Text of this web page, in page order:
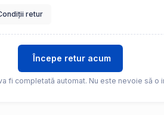
retur
Începe retur acum
fi completată automat. Nu este nevoie să o